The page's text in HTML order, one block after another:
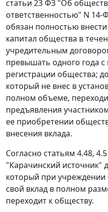
статьи 23ФЗ "Об
ответственностью" N
обязан полностью
капитал общества в
учредительным
превышать одного года
регистрации общества;
который не внес в
полном объеме,
предъявления
ее приобретении
внесения вклада.
Согласно статьям 4.48,
"Карачинский источник"
который при
свой вклад в полном
переходит к обществу.